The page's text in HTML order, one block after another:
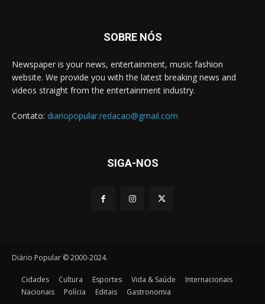
SOBRE NÓS
Newspaper is your news, entertainment, music fashion
website. We provide you with the latest breaking news and
videos straight from the entertainment industry.
Contato: diariopopular.redacao@gmail.com
SIGA-NOS
Diário Popular © 2000-2024.
Cidades Cultura Esportes Vida & Saúde
Internacionais
Nacionais
Polícia Editais Gastronomia